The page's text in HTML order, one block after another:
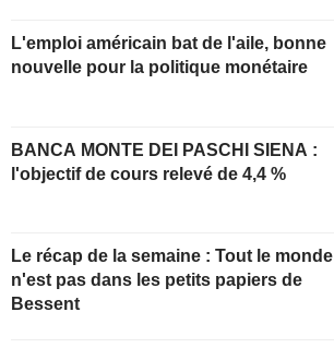
L'emploi américain bat de l'aile, bonne
nouvelle pour la politique monétaire
BANCA MONTE DEI PASCHI SIENA :
l'objectif de cours relevé de 4,4 %
Le récap de la semaine : Tout le monde
n'est pas dans les petits papiers de
Bessent